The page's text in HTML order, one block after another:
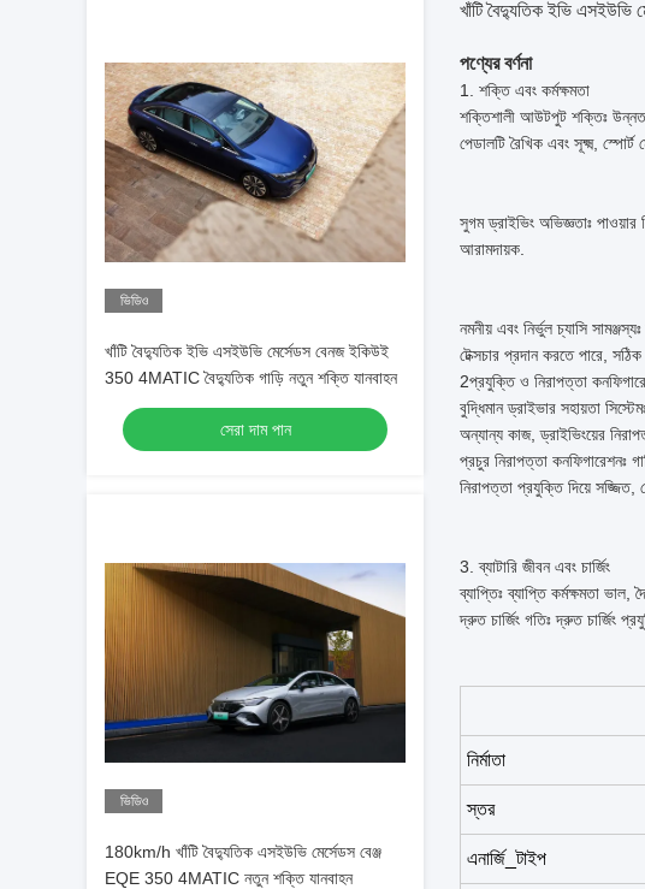
ভিডিও
খাঁটি বৈদ্যুতিক ইভি এসইউভি মের্সেডস বেনজ ইকিউই
350 4MATIC বৈদ্যুতিক গাড়ি নতুন শক্তি যানবাহন
সেরা দাম পান
ভিডিও
180km/h খাঁটি বৈদ্যুতিক এসইউভি মের্সেডস বেঞ্জ
EQE 350 4MATIC নতুন শক্তি যানবাহন
খাঁটি বৈদ্যুতিক ইভি
পণ্যের বর্ণনা
1. শক্তি এবং কর্মক্ষমতা
শক্তিশালী আউটপুট শক্তিঃ উন্নত
পেডালটি রৈখিক এবং সূক্ষ্ম,
সুগম ড্রাইভিং অভিজ্ঞতাঃ
আরামদায়ক.
নমনীয় এবং নির্ভুল চ্যাসি
টেক্সচার প্রদান করতে পারে,
2প্রযুক্তি ও নিরাপত্তা
বুদ্ধিমান ড্রাইভার সহায়তা
অন্যান্য কাজ, ড্রাইভিংয়ের
প্রচুর নিরাপত্তা কনফিগারেশনঃ
নিরাপত্তা প্রযুক্তি দিয়ে সজ্জিত,
3. ব্যাটারি জীবন এবং চার্জিং
ব্যাপ্তিঃ ব্যাপ্তি কর্মক্ষমতা ভাল,
দ্রুত চার্জিং গতিঃ দ্রুত চার্জিং
নির্মাতা
স্তর
এনার্জি_টাইপ